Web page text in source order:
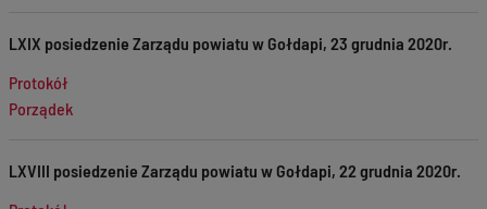
LXIX posiedzenie Zarządu powiatu w Gołdapi, 23 grudnia 2020r.
Protokół
Porządek
LXVIII posiedzenie Zarządu powiatu w Gołdapi, 22 grudnia 2020r.